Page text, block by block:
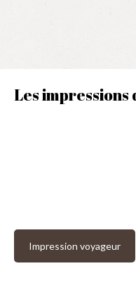
Les impressions
Impression voyageur